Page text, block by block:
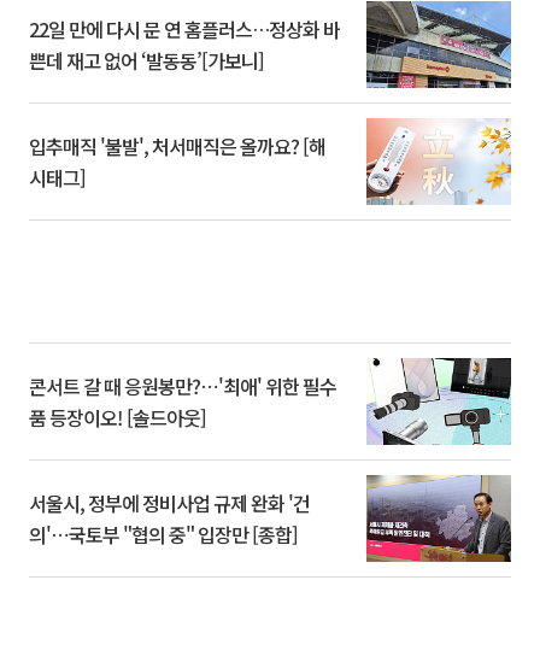
22일 만에 다시 문 연 홈플러스…정상화 바
쁜데 재고 없어 ‘발동동’[가보니]
입추매직 '불발', 처서매직은 올까요? [해
시태그]
콘서트 갈 때 응원봉만?⋯'최애' 위한 필수
품 등장이오! [솔드아웃]
서울시, 정부에 정비사업 규제 완화 '건
의'⋯국토부 "협의 중" 입장만 [종합]